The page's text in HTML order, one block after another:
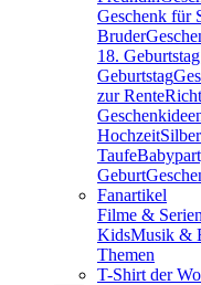
Geschenk für
Bruder
18. Geburtstag
Geburtstag
zur Rente
Hochzeit
Taufe
Geburt
Fanartikel
Filme & Serien
KidsMusik &
Themen
T-Shirt der